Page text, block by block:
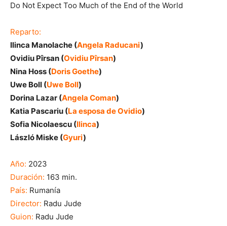
Do Not Expect Too Much of the End of the World
Reparto:
Ilinca Manolache (Angela Raducani)
Ovidiu Pîrsan (Ovidiu Pîrsan)
Nina Hoss (Doris Goethe)
Uwe Boll (Uwe Boll)
Dorina Lazar (Angela Coman)
Katia Pascariu (La esposa de Ovidio)
Sofia Nicolaescu (Ilinca)
László Miske (Gyuri)
Año: 2023
Duración: 163 min.
País: Rumanía
Director: Radu Jude
Guion: Radu Jude